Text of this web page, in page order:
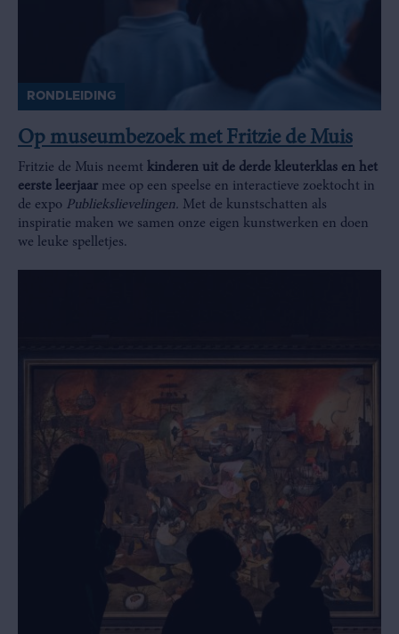
RONDLEIDING
Op museumbezoek met Fritzie de Muis
Fritzie de Muis neemt kinderen uit de derde kleuterklas en het
eerste leerjaar mee op een speelse en interactieve zoektocht in
de expo Publiekslievelingen. Met de kunstschatten als
inspiratie maken we samen onze eigen kunstwerken en doen
we leuke spelletjes.